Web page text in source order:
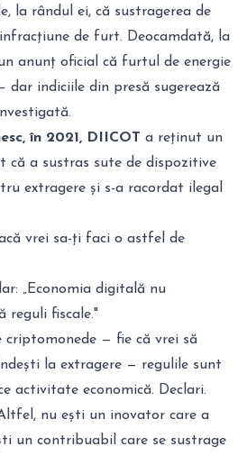
la rândul ei, că sustragerea de
de furt. Deocamdată, la
anunț oficial că furtul de energie
indiciile din presă sugerează
în 2021, DIICOT a reținut un
că a sustras sute de dispozitive
extragere și s-a racordat ilegal
vrei sa-ți faci o astfel de
„Economia digitală nu
reguli fiscale."
criptomonede — fie că vrei să
la extragere — regulile sunt
activitate economică. Declari.
nu ești un inovator care a
un contribuabil care se sustrage